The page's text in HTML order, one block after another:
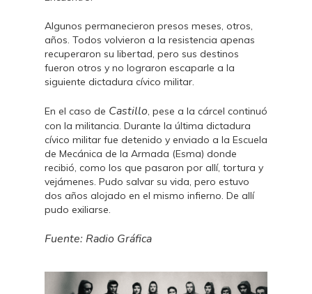
Algunos permanecieron presos meses, otros,
años. Todos volvieron a la resistencia apenas
recuperaron su libertad, pero sus destinos
fueron otros y no lograron escaparle a la
siguiente dictadura cívico militar.
En el caso de Castillo, pese a la cárcel continuó
con la militancia. Durante la última dictadura
cívico militar fue detenido y enviado a la Escuela
de Mecánica de la Armada (Esma) donde
recibió, como los que pasaron por allí, tortura y
vejámenes. Pudo salvar su vida, pero estuvo
dos años alojado en el mismo infierno. De allí
pudo exiliarse.
Fuente: Radio Gráfica